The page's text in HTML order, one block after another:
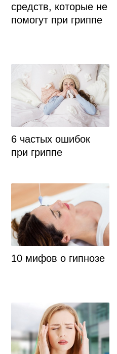
средств, которые не
помогут при гриппе
6 частых ошибок
при гриппе
10 мифов о гипнозе